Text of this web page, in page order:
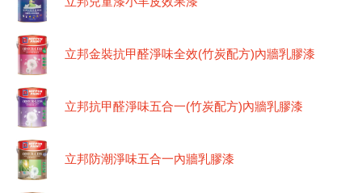
立邦金裝抗甲醛淨味全效(竹炭配方)內牆乳膠漆
立邦抗甲醛淨味五合一(竹炭配方)內牆乳膠漆
立邦防潮淨味五合一內牆乳膠漆